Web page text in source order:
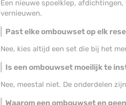
Een nieuwe spoelklep,
vernieuwen.
Past elke ombouwset op elk
Nee, kies altijd een set die bij het
Is een ombouwset moeilijk te
Nee, meestal niet. De onderdelen
Waarom een ombouwset en